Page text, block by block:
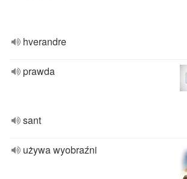
hverandre
prawda
sant
używa wyobraźni